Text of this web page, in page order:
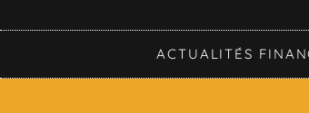
ACTUALITÉS